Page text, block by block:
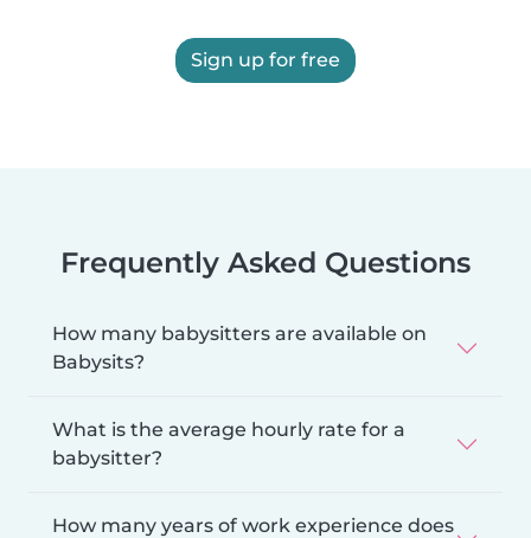
Sign up for free
Frequently Asked Questions
How many babysitters are available on
Babysits?
What is the average hourly rate for a
babysitter?
How many years of work experience does